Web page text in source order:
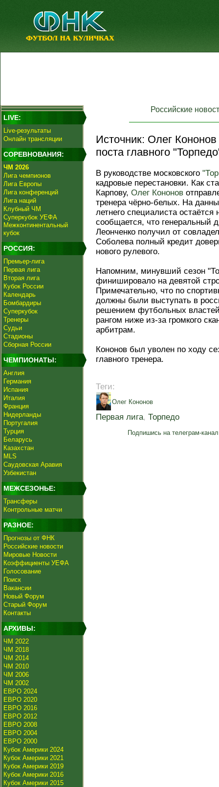
LIVE:
Live-результаты
Онлайн трансляции
СОРЕВНОВАНИЯ:
ЧМ 2026
Лига чемпионов
Лига Европы
Лига конференций
Лига наций
Клубный ЧМ
Суперкубок УЕФА
Межконтинентальный
кубок
РОССИЯ:
Премьер-лига
Первая лига
Вторая лига
Кубок России
Календарь
Бомбардиры
Суперкубок
Тренеры
Судьи
Стадионы
Сборная России
ЧЕМПИОНАТЫ:
Англия
Германия
Испания
Италия
Франция
Нидерланды
Португалия
Турция
Беларусь
Казахстан
MLS
Саудовская Аравия
Узбекистан
МЕЖСЕЗОНЬЕ:
Трансферы
Контрольные матчи
РАЗНОЕ:
Прогнозы от ФНК
Российские новости
Мировые Новости
Коэффициенты УЕФА
Голосование
Поиск
Вакансии
Новый Форум
Старый Форум
Контакты
АРХИВЫ:
ЧМ 2022
ЧМ 2018
ЧМ 2014
ЧМ 2010
ЧМ 2006
ЧМ 2002
ЕВРО 2024
ЕВРО 2020
ЕВРО 2016
ЕВРО 2012
ЕВРО 2008
ЕВРО 2004
ЕВРО 2000
Кубок Америки 2024
Кубок Америки 2021
Кубок Америки 2019
Кубок Америки 2016
Кубок Америки 2015
Российские
Источник: Олег Кононов
поста главного
В руководстве московского
кадровые перестановки. Как
Карпову, Олег Кононов
тренера чёрно-белых. На
летнего специалиста
сообщается, что генеральный
Леонченко получил от
Соболева полный кредит
нового рулевого.
Напомним, минувший сезон
финишировало на девятой
Примечательно, что по
должны были выступать в
решением футбольных
рангом ниже из-за громкого
арбитрам.
Кононов был уволен по ходу
главного тренера.
Теги:
Олег Кононов
Первая лига, Торпедо
Подпишись на телеграм-